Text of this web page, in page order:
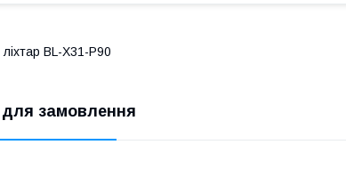
BL-X31-P90
для замовлення